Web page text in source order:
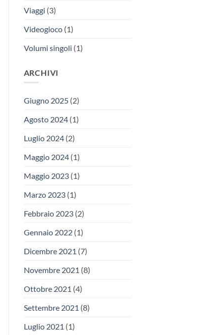
Viaggi (3)
Videogioco(1)
Volumi singoli (1)
ARCHIVI
Giugno 2025(2)
Agosto 2024(1)
Luglio 2024(2)
Maggio 2024(1)
Maggio 2023(1)
Marzo 2023(1)
Febbraio 2023(2)
Gennaio 2022(1)
Dicembre 2021 (7)
Novembre 2021 (8)
Ottobre 2021 (4)
Settembre 2021 (8)
Luglio 2021 (1)